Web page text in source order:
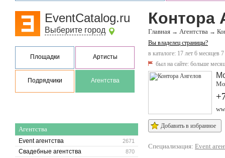
EventCatalog.ru
Выберите город
Площадки Артисты
Подрядчики Агентства
Агентства
2671
Event агентства
870
Свадебные агентства
Контора
Главная → Агентства →
Вы владелец страницы?
в каталоге: 17 лет 6 месяцев
был на сайте: больше
Добавить в избранное
Специализация: Event